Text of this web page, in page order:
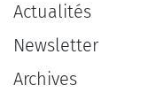
Actualités
Newsletter
Archives